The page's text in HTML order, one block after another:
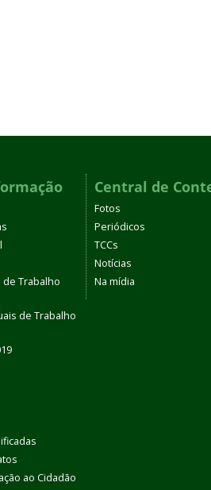
Trabalho
de Trabalho
ao Cidadão
Central de
Fotos
Periódicos
TCCs
Notícias
Na mídia